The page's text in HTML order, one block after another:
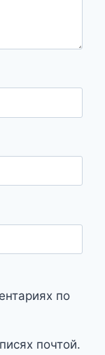
по
почтой.